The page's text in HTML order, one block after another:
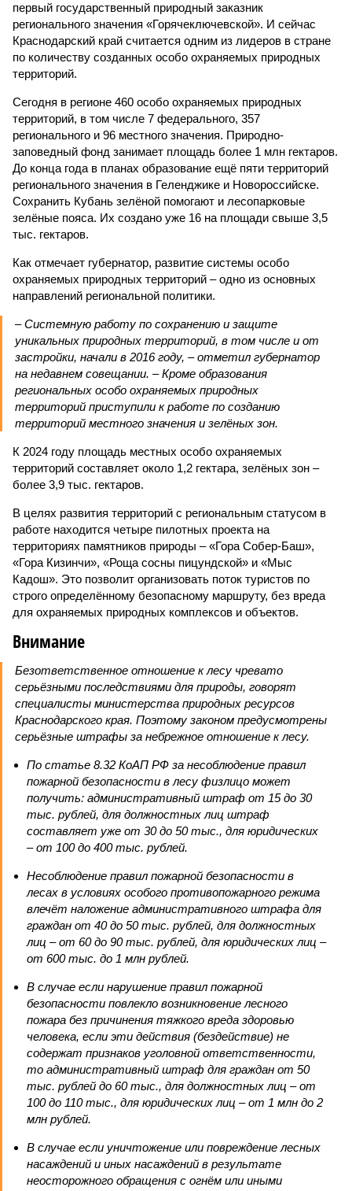
первый государственный природный заказник
регионального значения «Горячеключевской». И сейчас
Краснодарский край считается одним из лидеров в стране
по количеству созданных особо охраняемых природных
территорий.
Сегодня в регионе 460 особо охраняемых природных
территорий, в том числе 7 федерального, 357
регионального и 96 местного значения. Природно-
заповедный фонд занимает площадь более 1 млн гектаров.
До конца года в планах образование ещё пяти территорий
регионального значения в Геленджике и Новороссийске.
Сохранить Кубань зелёной помогают и лесопарковые
зелёные пояса. Их создано уже 16 на площади свыше 3,5
тыс. гектаров.
Как отмечает губернатор, развитие системы особо
охраняемых природных территорий – одно из основных
направлений региональной политики.
– Системную работу по сохранению и защите
уникальных природных территорий, в том числе и от
застройки, начали в 2016 году, – отметил губернатор
на недавнем совещании. – Кроме образования
региональных особо охраняемых природных
территорий приступили к работе по созданию
территорий местного значения и зелёных зон.
К 2024 году площадь местных особо охраняемых
территорий составляет около 1,2 гектара, зелёных зон –
более 3,9 тыс. гектаров.
В целях развития территорий с региональным статусом в
работе находится четыре пилотных проекта на
территориях памятников природы – «Гора Собер-Баш»,
«Гора Кизинчи», «Роща сосны пицундской» и «Мыс
Кадош». Это позволит организовать поток туристов по
строго определённому безопасному маршруту, без вреда
для охраняемых природных комплексов и объектов.
Внимание
Безответственное отношение к лесу чревато
серьёзными последствиями для природы, говорят
специалисты министерства природных ресурсов
Краснодарского края. Поэтому законом предусмотрены
серьёзные штрафы за небрежное отношение к лесу.
По статье 8.32 КоАП РФ за несоблюдение правил
пожарной безопасности в лесу физлицо может
получить: административный штраф от 15 до 30
тыс. рублей, для должностных лиц штраф
составляет уже от 30 до 50 тыс., для юридических
– от 100 до 400 тыс. рублей.
Несоблюдение правил пожарной безопасности в
лесах в условиях особого противопожарного режима
влечёт наложение административного штрафа для
граждан от 40 до 50 тыс. рублей, для должностных
лиц – от 60 до 90 тыс. рублей, для юридических лиц –
от 600 тыс. до 1 млн рублей.
В случае если нарушение правил пожарной
безопасности повлекло возникновение лесного
пожара без причинения тяжкого вреда здоровью
человека, если эти действия (бездействие) не
содержат признаков уголовной ответственности,
то административный штраф для граждан от 50
тыс. рублей до 60 тыс., для должностных лиц – от
100 до 110 тыс., для юридических лиц – от 1 млн до 2
млн рублей.
В случае если уничтожение или повреждение лесных
насаждений и иных насаждений в результате
неосторожного обращения с огнём или иными